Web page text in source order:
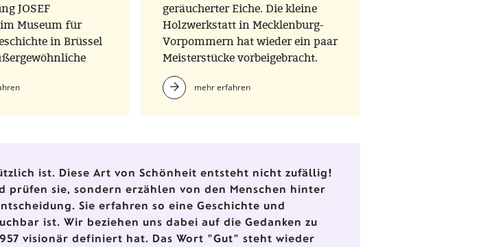
JOSEF
Museum für
in Brüssel
Künstler zu
Schönheit als
geräucherter Eiche. Die kleine
Holzwerkstatt in Mecklenburg-
Vorpommern hat wieder ein paar
Meisterstücke vorbeigebracht.
mehr erfahren
ist. Diese Art von Schönheit entsteht nicht zufällig!
sie, sondern erzählen von den Menschen hinter
Sie erfahren so eine Geschichte und
ist. Wir beziehen uns dabei auf die Gedanken zu
visionär definiert hat. Das Wort "Gut" steht wieder